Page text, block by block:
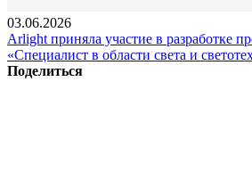
03.06.2026
Arlight приняла участие в разработке
«Специалист в области света и
Поделиться